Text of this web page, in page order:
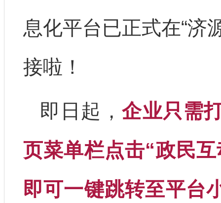
息化平台已正式在“济
接啦！
即日起，企业只需
页菜单栏点击“政民
即可一键跳转至平台